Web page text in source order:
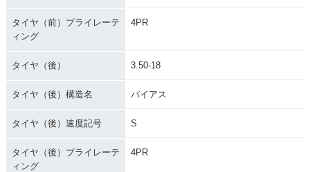
タイヤ（前）プライレーテ
ィング
4PR
タイヤ（後） 3.50-18
タイヤ（後）構造名 バイアス
タイヤ（後）速度記号 S
タイヤ（後）プライレーテ
ィング
4PR